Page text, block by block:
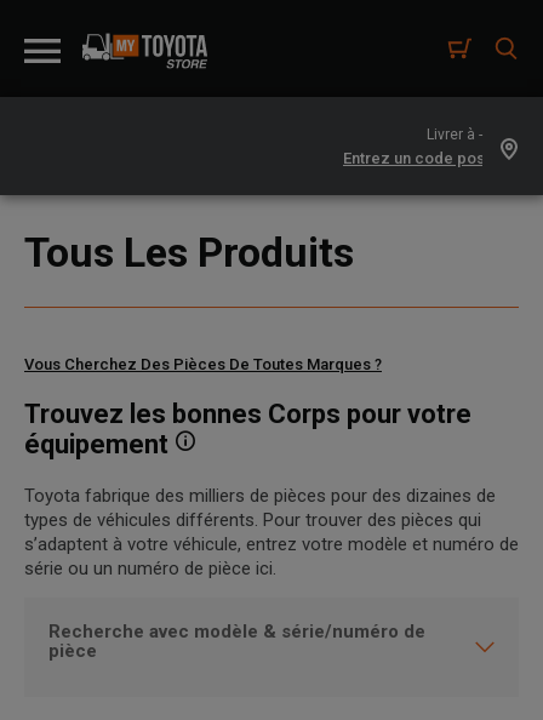
Livrer à -
Tous Les Produits
Trouvez les bonnes Corps pour votre
équipement
Vous Cherchez Des Pièces De Toutes Marques ?
Toyota fabrique des milliers de pièces pour des dizaines de
types de véhicules différents. Pour trouver des pièces qui
s’adaptent à votre véhicule, entrez votre modèle et numéro de
série ou un numéro de pièce ici.
Recherche avec modèle & série/numéro de
pièce